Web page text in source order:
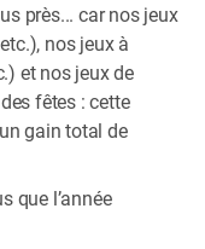
près... car nos jeux
nos jeux à
et nos jeux de
fêtes : cette
gain total de
que l’année